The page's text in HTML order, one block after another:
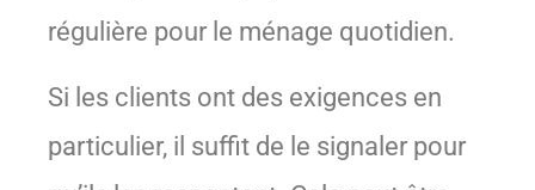
régulière pour le ménage quotidien.
Si les clients ont des exigences en
particulier, il suffit de le signaler pour